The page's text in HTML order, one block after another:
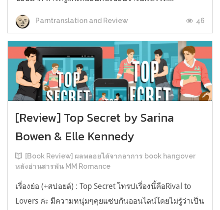
Parntranslation and Review 46
[Review] Top Secret by Sarina
Bowen & Elle Kennedy
[Book Review] ผลพลอยได้จากอาการ book hangover
หลังอ่านสารพัน MM Romance
เรื่องย่อ (+สปอยล์) : Top Secret โทรปเรื่องนี้คือRival to
Lovers ค่ะ มีความหนุ่มๆคุยแซ่บกันออนไลน์โดยไม่รู้ว่าเป็น